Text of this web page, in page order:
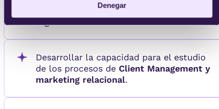
Denegar
diferentes procesos y su estructura
Desarrollar la capacidad para el estudio
de los procesos de Client Management y
marketing relacional.